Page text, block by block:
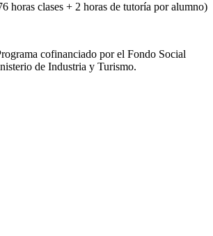
horas clases + 2 horas de tutoría por alumno)
cofinanciado por el Fondo Social
de Industria y Turismo.